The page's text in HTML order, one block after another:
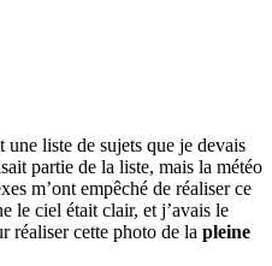
une liste de sujets que je devais
partie de la liste, mais la météo
m’ont empêché de réaliser ce
le ciel était clair, et j’avais le
réaliser cette photo de la pleine